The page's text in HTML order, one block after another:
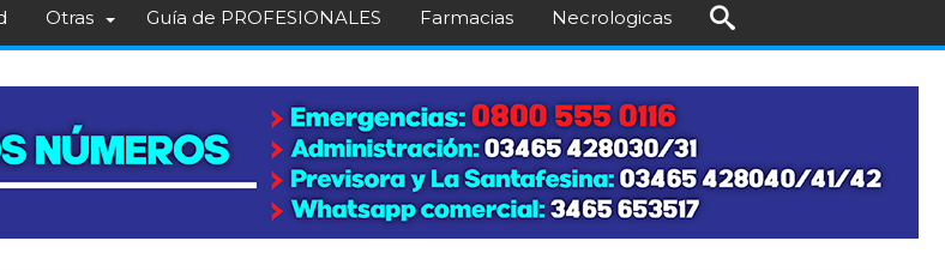
Otras Guía de PROFESIONALES Farmacias Necrologicas